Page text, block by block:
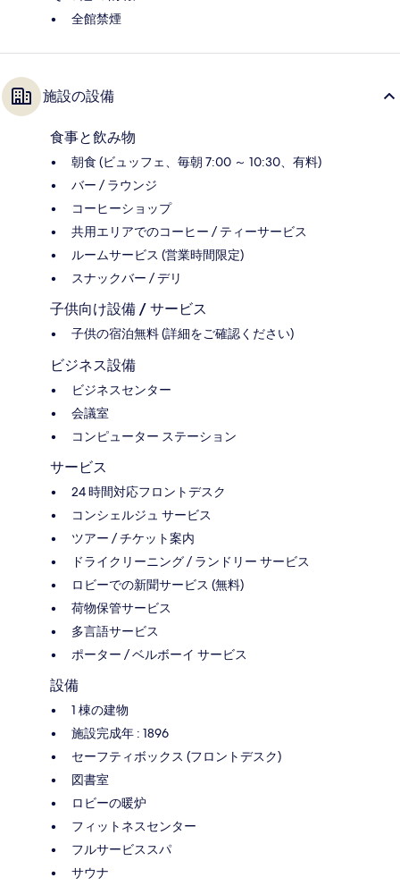
全館禁煙
施設の設備
食事と飲み物
朝食 (ビュッフェ、毎朝 7:00 ～ 10:30、有料)
バー / ラウンジ
コーヒーショップ
共用エリアでのコーヒー / ティーサービス
ルームサービス (営業時間限定)
スナックバー / デリ
子供向け設備 / サービス
子供の宿泊無料 (詳細をご確認ください)
ビジネス設備
ビジネスセンター
会議室
コンピューター ステーション
サービス
24 時間対応フロントデスク
コンシェルジュ サービス
ツアー / チケット案内
ドライクリーニング / ランドリー サービス
ロビーでの新聞サービス (無料)
荷物保管サービス
多言語サービス
ポーター / ベルボーイ サービス
設備
1 棟の建物
施設完成年 : 1896
セーフティボックス (フロントデスク)
図書室
ロビーの暖炉
フィットネスセンター
フルサービススパ
サウナ